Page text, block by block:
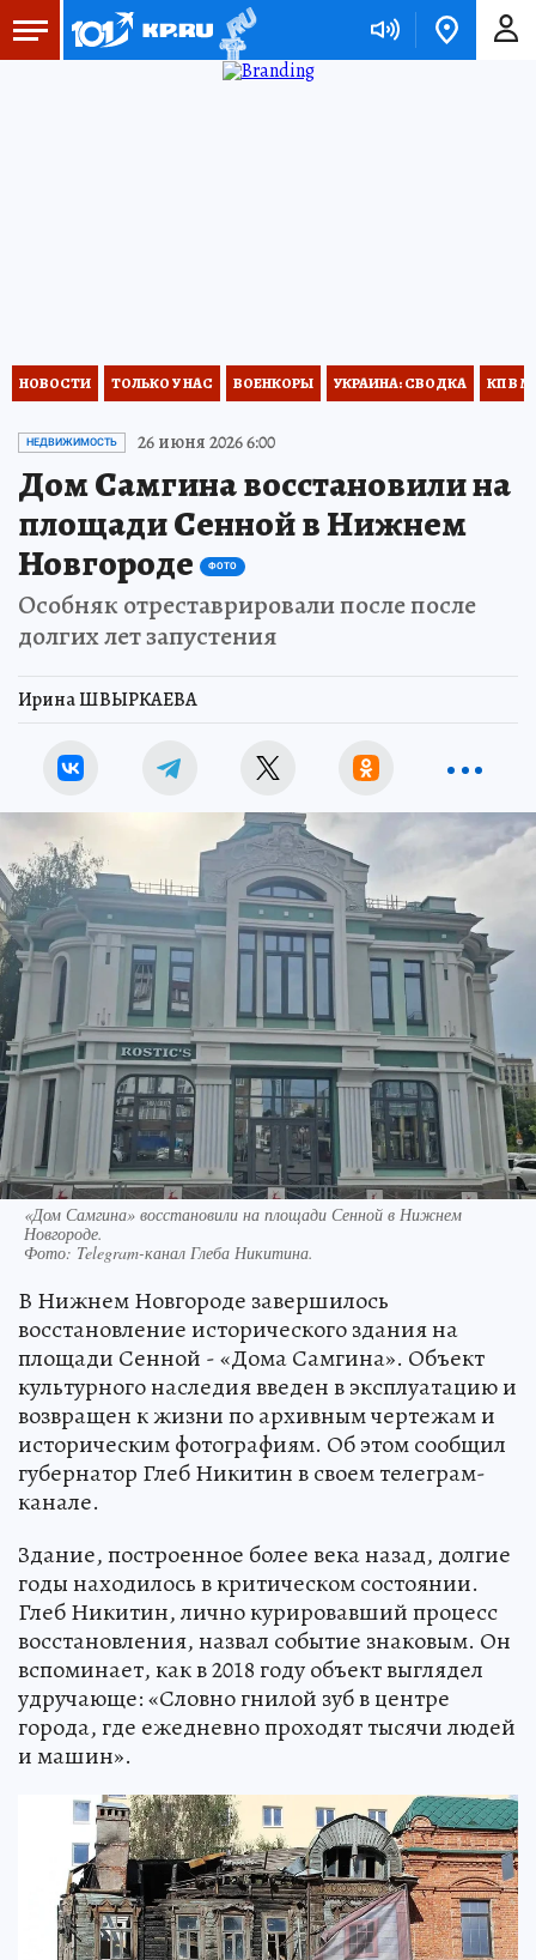
НОВОСТИ ТОЛЬКО У НАС ВОЕНКОРЫ УКРАИНА: СВОДКА КП В
НЕДВИЖИМОСТЬ 26 июня 2026 6:00
Дом Самгина восстановили на
площади Сенной в Нижнем
Новгороде
ФОТО
Особняк отреставрировали после после
долгих лет запустения
Ирина ШВЫРКАЕВА
«Дом Самгина» восстановили на площади Сенной в Нижнем
Новгороде.
Фото: Telegram-канал Глеба Никитина.
В Нижнем Новгороде завершилось
восстановление исторического здания на
площади Сенной - «Дома Самгина». Объект
культурного наследия введен в эксплуатацию и
возвращен к жизни по архивным чертежам и
историческим фотографиям. Об этом сообщил
губернатор Глеб Никитин в своем телеграм-
канале.
Здание, построенное более века назад, долгие
годы находилось в критическом состоянии.
Глеб Никитин, лично курировавший процесс
восстановления, назвал событие знаковым. Он
вспоминает, как в 2018 году объект выглядел
удручающе: «Словно гнилой зуб в центре
города, где ежедневно проходят тысячи людей
и машин».